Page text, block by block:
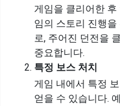
게임을 클리어한
임의 스토리 진행
로, 주어진 던전을
중요합니다.
특정 보스 처치
게임 내에서 특정
얻을 수 있습니다.